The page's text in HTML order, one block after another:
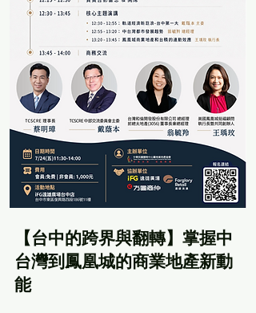
【台中的跨界與翻轉】 掌握中
台灣到鳳凰城的商業地產新動
能